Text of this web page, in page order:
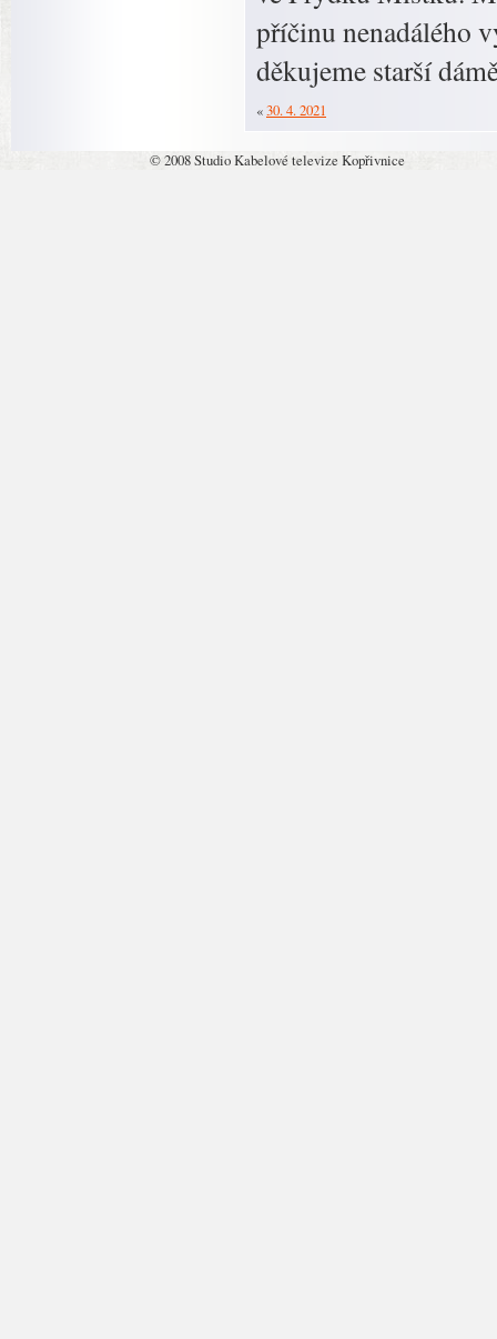
příčinu nenadálého
děkujeme starší
«30. 4. 2021
© 2008 Studio Kabelové televize Kopřivnice